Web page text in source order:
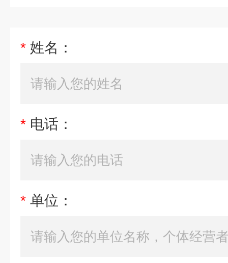
* 姓名：
* 电话：
* 单位：